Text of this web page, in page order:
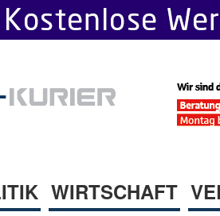
WIRTSCHAFT